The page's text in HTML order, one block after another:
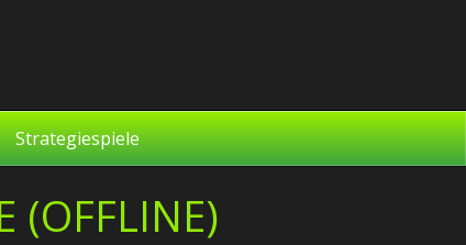
Strategiespiele
(OFFLINE)